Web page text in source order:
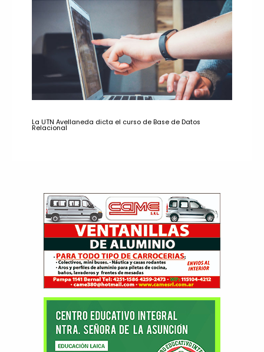
La UTN Avellaneda dicta el curso de Base de Datos
Relacional